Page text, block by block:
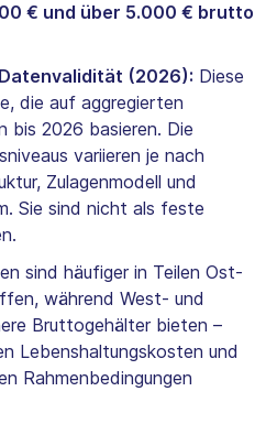
€ und über 5.000 € brutto
(2026): Diese
die auf aggregierten
bis 2026 basieren. Die
variieren je nach
Zulagenmodell und
Sie sind nicht als feste
sind häufiger in Teilen Ost-
während West- und
Bruttogehälter bieten –
Lebenshaltungskosten und
Rahmenbedingungen